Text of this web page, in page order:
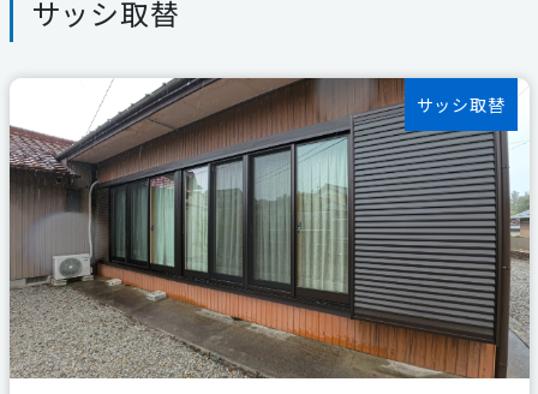
施工事例
ブログ
スタッフ紹介
お見積り・お問い合わせ
個人情報保護方針
サイトマップ
サッシ取替
サッシ取替